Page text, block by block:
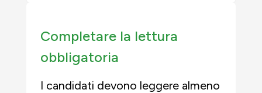
Completare la lettura
obbligatoria
I candidati devono leggere almeno